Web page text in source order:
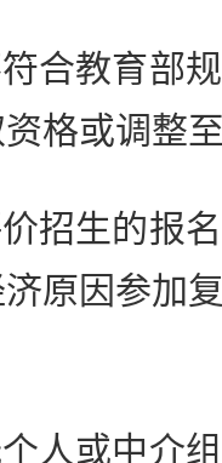
教育部规
格或调整
生的报名
原因参加
或中介组